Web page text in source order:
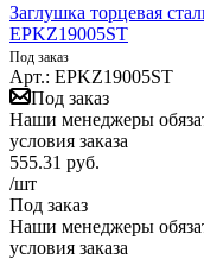
Заглушка торцевая
EPKZ19005ST
Под заказ
Арт.: EPKZ19005ST
Под заказ
Наши менеджеры
условия заказа
555.31 руб.
/шт
Под заказ
Наши менеджеры
условия заказа